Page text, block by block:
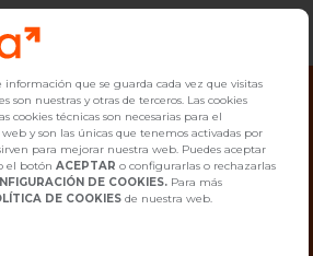
Inmuebles
información que se guarda cada vez que visitas
son nuestras y otras de terceros. Las cookies
cookies técnicas son necesarias para el
y son las únicas que tenemos activadas por
para mejorar nuestra web. Puedes aceptar
el botón ACEPTAR o configurarlas o rechazarlas
DE COOKIES. Para más
DE COOKIES de nuestra web.